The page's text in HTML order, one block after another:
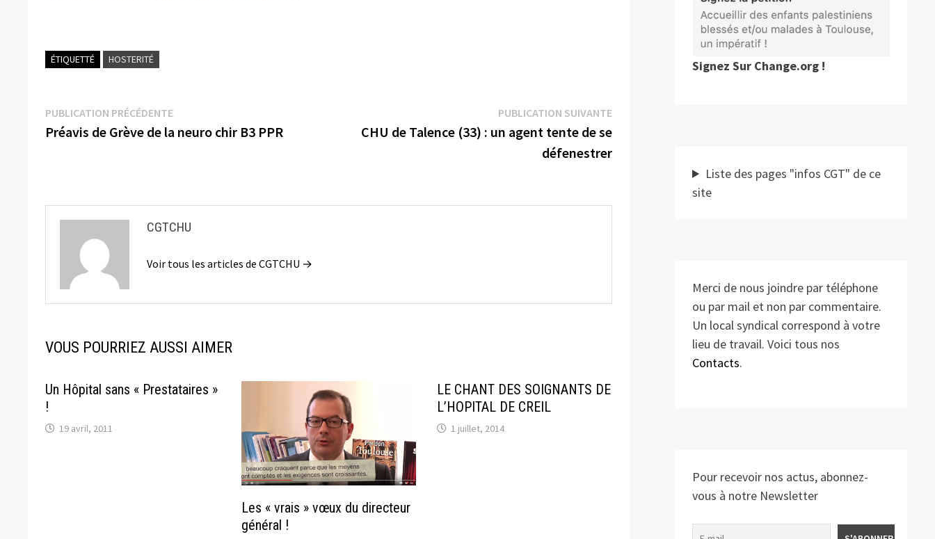
ÉTIQUETTÉ HOSTERITÉ
Navigation
de
PUBLICATION PRÉCÉDENTEPublication
précédente :
Préavis de Grève de la neuro chir B3 PPR
PUBLICATION SUIVANTEPublication
suivante :
CHU de Talence (33) : un agent tente de se
défenestrer
CGTCHU
Voir tous les articles de CGTCHU →
VOUS POURRIEZ AUSSI AIMER
Un Hôpital sans « Prestataires »
!
19 avril, 2011
Les « vrais » vœux du directeur
général !
LE CHANT DES SOIGNANTS DE
L’HOPITAL DE CREIL
1 juillet, 2014
Signez Sur Change.org !
Liste des pages "infos CGT" de ce
site
Merci de nous joindre par téléphone
ou par mail et non par commentaire.
Un local syndical correspond à votre
lieu de travail. Voici tous nos
Contacts.
Pour recevoir nos actus, abonnez-
vous à notre Newsletter